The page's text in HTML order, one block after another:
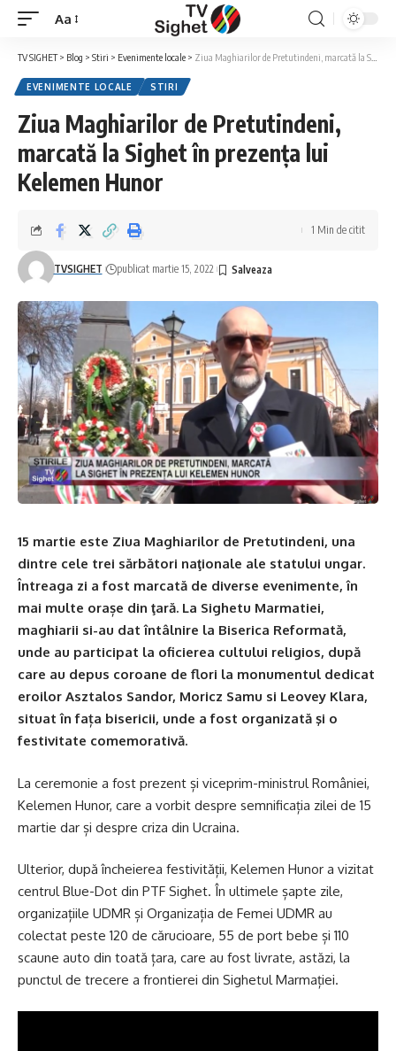
Font
Resizer
Aa
TV SIGHET> Blog > Stiri > Evenimente locale > Ziua Maghiarilor de Pretutindeni, marcată la Sighet în prezența lui Kelemen Hunor
EVENIMENTE LOCALE STIRI
Ziua Maghiarilor de Pretutindeni,
marcată la Sighet în prezența lui
Kelemen Hunor
TVSIGHET publicat martie 15, 2022
1 Min de citit
15 martie este Ziua Maghiarilor de Pretutindeni, una
dintre cele trei sărbători naţionale ale statului ungar.
Întreaga zi a fost marcată de diverse evenimente, în
mai multe orașe din ţară. La Sighetu Marmatiei,
maghiarii si-au dat întâlnire la Biserica Reformată,
unde au participat la oficierea cultului religios, după
care au depus coroane de flori la monumentul dedicat
eroilor Asztalos Sandor, Moricz Samu si Leovey Klara,
situat în fața bisericii, unde a fost organizată şi o
festivitate comemorativă.
La ceremonie a fost prezent și viceprim-ministrul României,
Kelemen Hunor, care a vorbit despre semnificația zilei de 15
martie dar și despre criza din Ucraina.
Ulterior, după încheierea festivității, Kelemen Hunor a vizitat
centrul Blue-Dot din PTF Sighet. În ultimele șapte zile,
organizațiile UDMR și Organizația de Femei UDMR au
colectat peste 120 de cărucioare, 55 de port bebe și 110
scaune auto din toată țara, care au fost livrate, astăzi, la
punctul de trecere a frontierei din Sighetul Marmației.